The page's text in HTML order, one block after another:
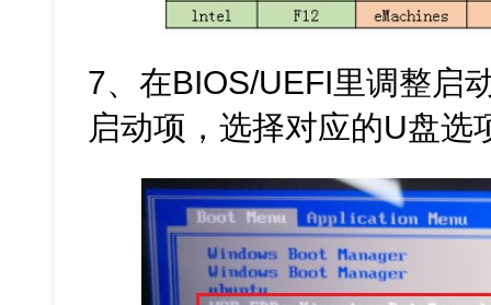
7、在BIOS/UEFI里调整启
启动项，选择对应的U盘选